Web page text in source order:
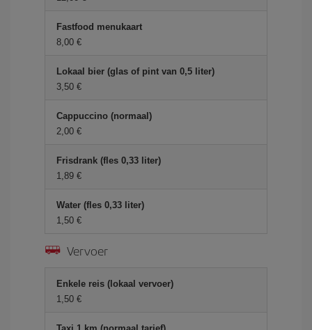
Fastfood menukaart
8,00 €
Lokaal bier (glas of pint van 0,5 liter)
3,50 €
Cappuccino (normaal)
2,00 €
Frisdrank (fles 0,33 liter)
1,89 €
Water (fles 0,33 liter)
1,50 €
Vervoer
Enkele reis (lokaal vervoer)
1,50 €